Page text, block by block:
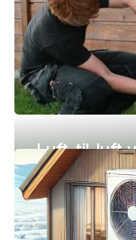
Luft-til-luft
(pris,